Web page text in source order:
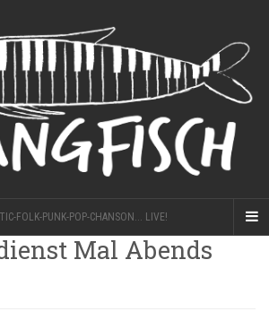
FOLK-PUNK-POP-CHANSON... LIVE!
Mal Abends